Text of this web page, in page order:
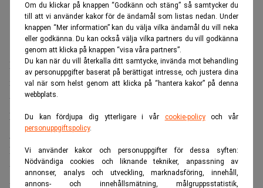
Om du klickar på knappen “Godkänn och stäng” så samtycker du
till att vi använder kakor för de ändamål som listas nedan. Under
knappen “Mer information” kan du välja vilka ändamål du vill neka
eller godkänna. Du kan också välja vilka partners du vill godkänna
genom att klicka på knappen “visa våra partners”.
Du kan när du vill återkalla ditt samtycke, invända mot behandling
av personuppgifter baserat på berättigat intresse, och justera dina
val när som helst genom att klicka på “hantera kakor” på denna
webbplats.
Du kan fördjupa dig ytterligare i vår cookie-policyoch vår
personuppgiftspolicy.
Vi använder kakor och personuppgifter för dessa syften:
Nödvändiga cookies och liknande tekniker, anpassning av
annonser, analys och utveckling, marknadsföring, innehåll,
annons- och innehållsmätning, målgruppsstatistik,
Mot yenen handlades dollarn till 162,20, ned 0,05 procent,
medan euron och pundet båda steg med drygt 0,1 procent
till 1,1438 respektive 1,3403 dollar.
Missa inte :Bankomat förlorar sitt eget namn – domstolen
ger Google rätt. Realtid
Dollarindex, som mäter valutan mot en korg av sex andra
valutor, låg på 100,8 efter att ha fallit 0,35 procent under
föregående handelsdag, den största nedgången på nästan